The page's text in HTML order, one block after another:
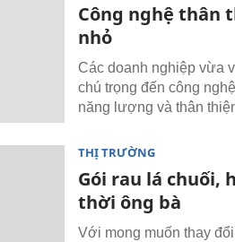
Công nghệ thân
nhỏ
Các doanh nghiệp vừa
chú trọng đến công
năng lượng và thân
THỊ TRƯỜNG
Gói rau lá chuối,
thời ông bà
Với mong muốn thay